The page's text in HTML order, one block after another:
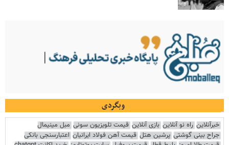
وبگردی
خبرآنلاین راه نو آنلاین بازی آنلاین قیمت تلویزیون سونی مبل مینیمال
جراح بینی گوشتی پرشین هتل قیمت آهن فولاد ایرانیان اعتبارسنجی بانکی